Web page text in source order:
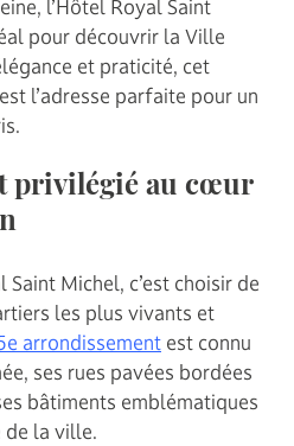
l’Hôtel Royal Saint
pour découvrir la Ville
et praticité, cet
l’adresse parfaite pour un
privilégié au cœur
Saint Michel, c’est choisir de
les plus vivants et
arrondissement est connu
ses rues pavées bordées
bâtiments emblématiques
de la ville.